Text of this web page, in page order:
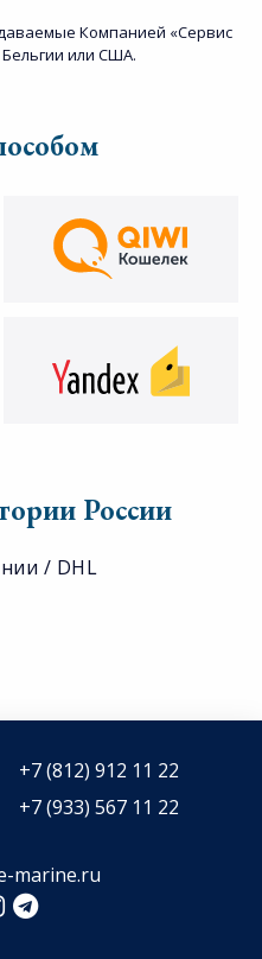
Компанией «Сервис
или США.
России
/ DHL
+7 (812) 912 11 22
+7 (933) 567 11 22
marine.ru​​